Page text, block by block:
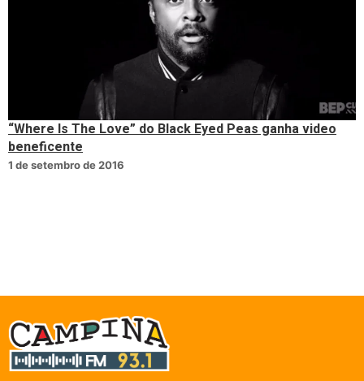
“Where Is The Love” do Black Eyed Peas ganha video
beneficente
1 de setembro de 2016